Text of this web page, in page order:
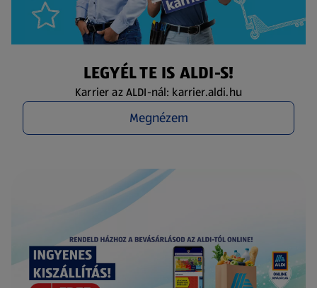
LEGYÉL TE IS ALDI-S!
Karrier az ALDI-nál: karrier.aldi.hu
Megnézem